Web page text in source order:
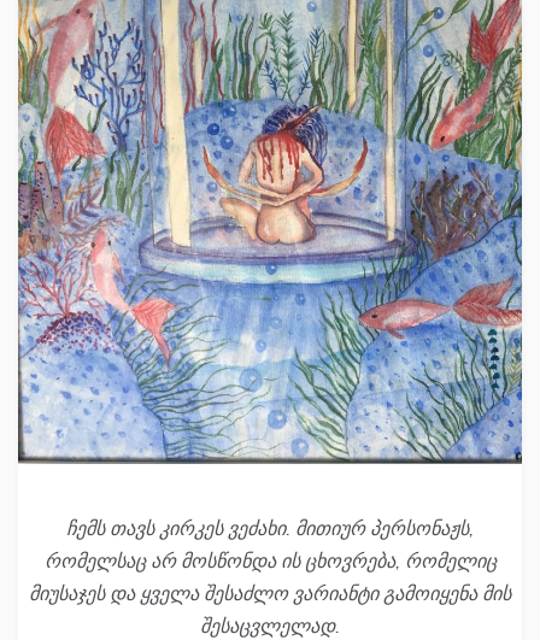
ჩემს თავს კირკეს ვეძახი. მითიურ პერსონაჟს,
რომელსაც არ მოსწონდა ის ცხოვრება, რომელიც
მიუსაჯეს და ყველა შესაძლო ვარიანტი გამოიყენა მის
შესაცვლელად.